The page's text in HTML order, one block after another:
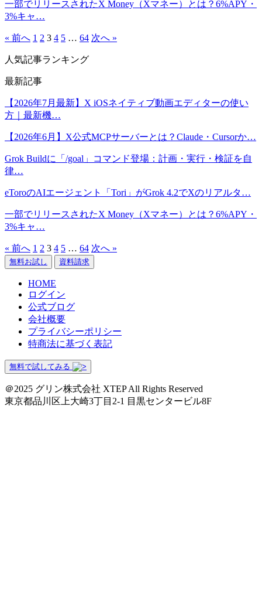
一部でリリースされたX Money（Xマネー）とは？6%APY・
3%キャ…
« 前へ 1 2 3 4 5 … 64 次へ »
人気記事ランキング
最新記事
【2026年7月最新】X iOSネイティブ動画エディターの使い
方｜最新機…
【2026年6月】X公式MCPサーバーとは？Claude・Cursorか…
Grok Buildに「/goal」コマンド登場：計画・実行・検証を自
律…
eToroのAIエージェント「Tori」がGrok 4.2でXのリアルタ…
一部でリリースされたX Money（Xマネー）とは？6%APY・
3%キャ…
« 前へ 1 2 3 4 5 … 64 次へ »
無料お試し 資料請求
HOME
ログイン
公式ブログ
会社概要
プライバシーポリシー
特商法に基づく表記
無料で試してみる
＠2025 グリン株式会社 XTEP All Rights Reserved
東京都品川区上大崎3丁目2-1 目黒センタービル8F